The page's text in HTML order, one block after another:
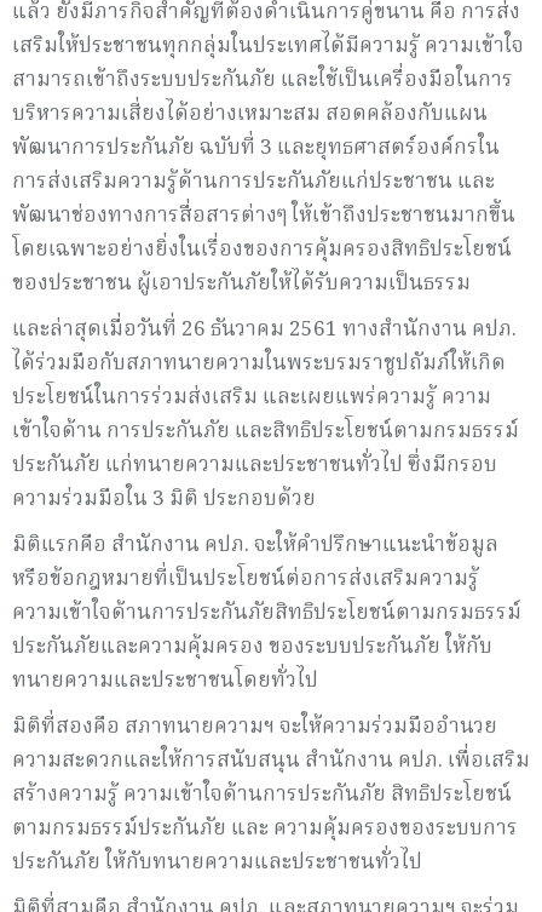
แล้ว ยังมีภารกิจสำคัญที่ต้องดำเนินการคู่ขนาน คือ การส่ง
เสริมให้ประชาชนทุกกลุ่มในประเทศได้มีความรู้ ความเข้าใจ
สามารถเข้าถึงระบบประกันภัย และใช้เป็นเครื่องมือในการ
บริหารความเสี่ยงได้อย่างเหมาะสม สอดคล้องกับแผน
พัฒนาการประกันภัย ฉบับที่ 3 และยุทธศาสตร์องค์กรใน
การส่งเสริมความรู้ด้านการประกันภัยแก่ประชาชน และ
พัฒนาช่องทางการสื่อสารต่างๆ ให้เข้าถึงประชาชนมากขึ้น
โดยเฉพาะอย่างยิ่งในเรื่องของการคุ้มครองสิทธิประโยชน์
ของประชาชน ผู้เอาประกันภัยให้ได้รับความเป็นธรรม
และล่าสุดเมื่อวันที่ 26 ธันวาคม 2561 ทางสำนักงาน คปภ.
ได้ร่วมมือกับสภาทนายความในพระบรมราชูปถัมภ์ให้เกิด
ประโยชน์ในการร่วมส่งเสริม และเผยแพร่ความรู้ ความ
เข้าใจด้าน การประกันภัย และสิทธิประโยชน์ตามกรมธรรม์
ประกันภัย แก่ทนายความและประชาชนทั่วไป ซึ่งมีกรอบ
ความร่วมมือใน 3 มิติ ประกอบด้วย
มิติแรกคือ สำนักงาน คปภ. จะให้คำปรึกษาแนะนำข้อมูล
หรือข้อกฎหมายที่เป็นประโยชน์ต่อการส่งเสริมความรู้
ความเข้าใจด้านการประกันภัยสิทธิประโยชน์ตามกรมธรรม์
ประกันภัยและความคุ้มครอง ของระบบประกันภัย ให้กับ
ทนายความและประชาชนโดยทั่วไป
มิติที่สองคือ สภาทนายความฯ จะให้ความร่วมมืออำนวย
ความสะดวกและให้การสนับสนุน สำนักงาน คปภ. เพื่อเสริม
สร้างความรู้ ความเข้าใจด้านการประกันภัย สิทธิประโยชน์
ตามกรมธรรม์ประกันภัย และ ความคุ้มครองของระบบการ
ประกันภัย ให้กับทนายความและประชาชนทั่วไป